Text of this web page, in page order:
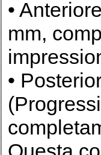
•
mm,
•